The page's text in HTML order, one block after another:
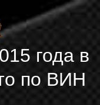
года в
по ВИН